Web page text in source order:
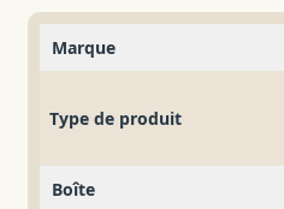
Marque
Type de produit
Boîte